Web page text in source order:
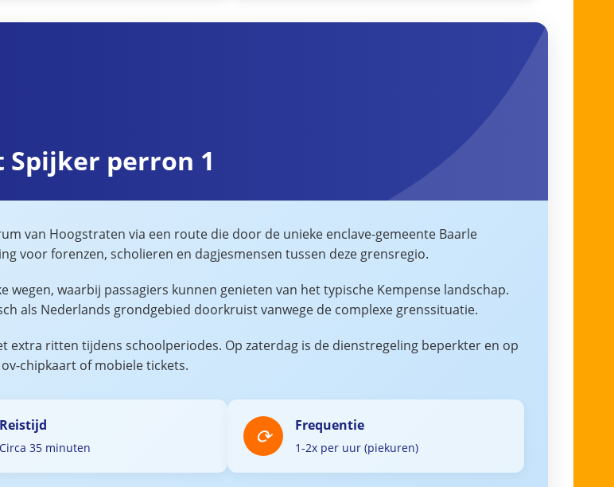
Spijker perron 1
van Hoogstraten via een route die door de unieke enclave-gemeente Baarle
voor forenzen, scholieren en dagjesmensen tussen deze grensregio.
waarbij passagiers kunnen genieten van het typische Kempense landschap.
als Nederlands grondgebied doorkruist vanwege de complexe grenssituatie.
ritten tijdens schoolperiodes. Op zaterdag is de dienstregeling beperkter en op
chipkaart of mobiele tickets.
Reistijd
Circa 35 minuten
Frequentie
1-2x per uur (piekuren)